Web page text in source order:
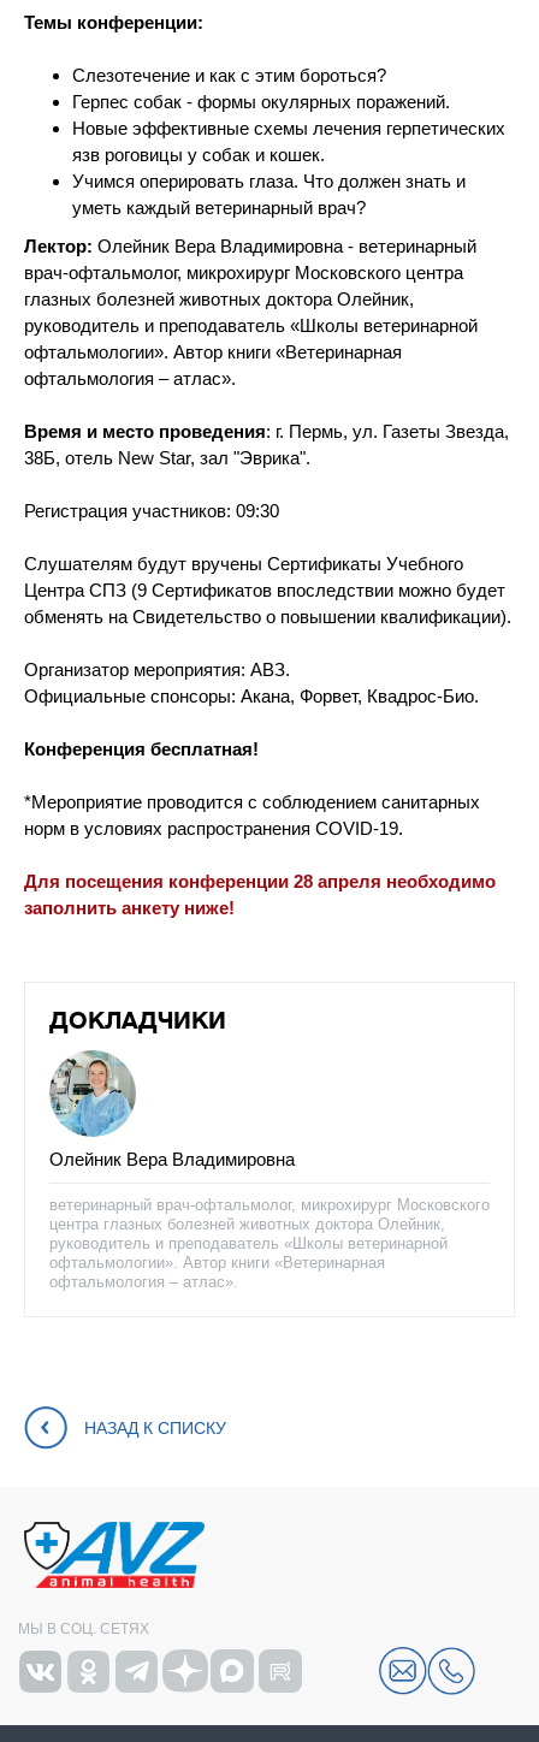
Темы конференции:
Слезотечение и как с этим бороться?
Герпес собак - формы окулярных поражений.
Новые эффективные схемы лечения герпетических
язв роговицы у собак и кошек.
Учимся оперировать глаза. Что должен знать и
уметь каждый ветеринарный врач?
Лектор: Олейник Вера Владимировна - ветеринарный
врач-офтальмолог, микрохирург Московского центра
глазных болезней животных доктора Олейник,
руководитель и преподаватель «Школы ветеринарной
офтальмологии». Автор книги «Ветеринарная
офтальмология – атлас».
Время и место проведения: г. Пермь, ул. Газеты Звезда,
38Б, отель New Star, зал "Эврика".
Регистрация участников: 09:30
Слушателям будут вручены Сертификаты Учебного
Центра СПЗ (9 Сертификатов впоследствии можно будет
обменять на Свидетельство о повышении квалификации).
Организатор мероприятия: АВЗ.
Официальные спонсоры: Акана, Форвет, Квадрос-Био.
Конференция бесплатная!
*Мероприятие проводится с соблюдением санитарных
норм в условиях распространения COVID-19.
Для посещения конференции 28 апреля необходимо
заполнить анкету ниже!
ДОКЛАДЧИКИ
Олейник Вера Владимировна
ветеринарный врач-офтальмолог, микрохирург Московского
центра глазных болезней животных доктора Олейник,
руководитель и преподаватель «Школы ветеринарной
офтальмологии». Автор книги «Ветеринарная
офтальмология – атлас».
НАЗАД К СПИСКУ
МЫ В СОЦ. СЕТЯХ